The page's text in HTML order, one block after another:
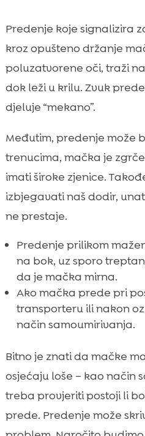
Predenje koje signalizira
kroz opušteno držanje
poluzatvorene oči, traži
dok leži u krilu. Zvuk
djeluje “mekano”.
Međutim, predenje može
trenucima, mačka je
imati široke zjenice.
izbjegavati naš dodir,
ne prestaje.
Predenje prilikom
na bok, uz sporo
da je mačka mirna.
Ako mačka prede pri
transporteru ili nakon
način samoumirivanja.
Bitno je znati da mačke
osjećaju loše – kao način
treba provjeriti postoji li
prede. Predenje može